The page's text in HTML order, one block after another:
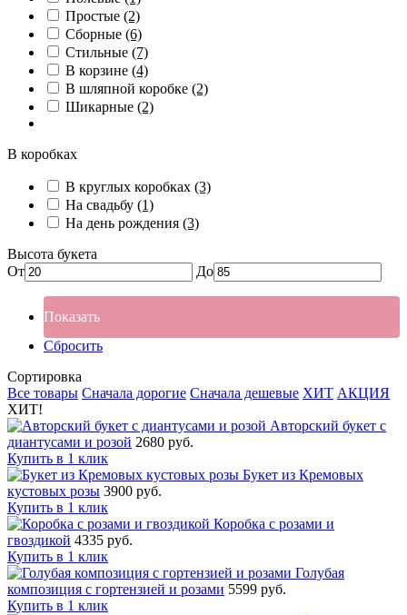
Простые (2)
Сборные (6)
Стильные (7)
В корзине (4)
В шляпной коробке (2)
Шикарные (2)
В коробках
В круглых коробках (3)
На свадьбу (1)
На день рождения (3)
Высота букета
От
До
Показать
Сбросить
Сортировка
Все товары Сначала дорогие Сначала дешевые ХИТ АКЦИЯ
ХИТ!
Авторский букет с
диантусами и розой 2680 руб.
Купить в 1 клик
Букет из Кремовых
кустовых розы 3900 руб.
Купить в 1 клик
Коробка с розами и
гвоздикой 4335 руб.
Купить в 1 клик
Голубая
композиция с гортензией и розами 5599 руб.
Купить в 1 клик